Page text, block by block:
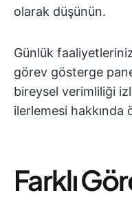
olarak düşünün.
Günlük
görev gösterge
bireysel verimliliği
ilerlemesi hakkında
Farklı